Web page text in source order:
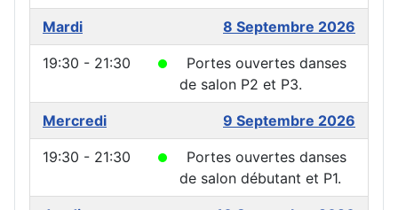
Mardi 8 Septembre 2026
19:30 - 21:30
Portes ouvertes danses
de salon P2 et P3.
Mercredi 9 Septembre 2026
19:30 - 21:30
Portes ouvertes danses
de salon débutant et P1.